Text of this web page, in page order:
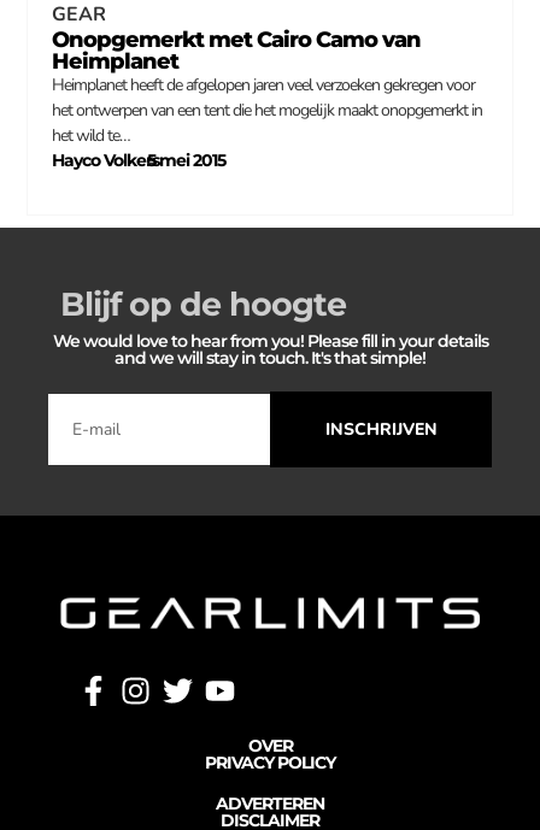
GEAR
Onopgemerkt met Cairo Camo van
Heimplanet
Heimplanet heeft de afgelopen jaren veel verzoeken gekregen voor
het ontwerpen van een tent die het mogelijk maakt onopgemerkt in
het wild te…
Hayco Volkers
–
5 mei 2015
Blijf op de hoogte
We would love to hear from you! Please fill in your details
and we will stay in touch. It's that simple!
INSCHRIJVEN
OVER
PRIVACY POLICY
ADVERTEREN
DISCLAIMER